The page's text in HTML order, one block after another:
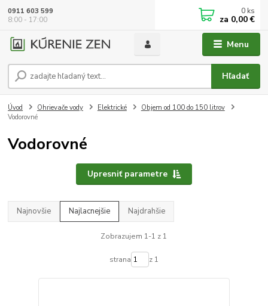
Menu
Hľadať
0911 603 599
8:00 - 17:00
0 ks
za 0,00 €
Úvod Ohrievače vody Elektrické
Objem od 100 do 150 litrov
Vodorovné
Vodorovné
Upresniť parametre
Najnovšie Najlacnejšie Najdrahšie
Zobrazujem 1-1 z 1
strana z 1